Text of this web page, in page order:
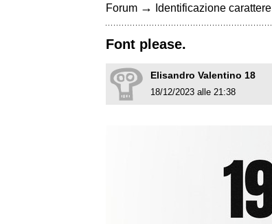
Forum → Identificazione carattere
Font please.
Elisandro Valentino 18
18/12/2023 alle 21:38